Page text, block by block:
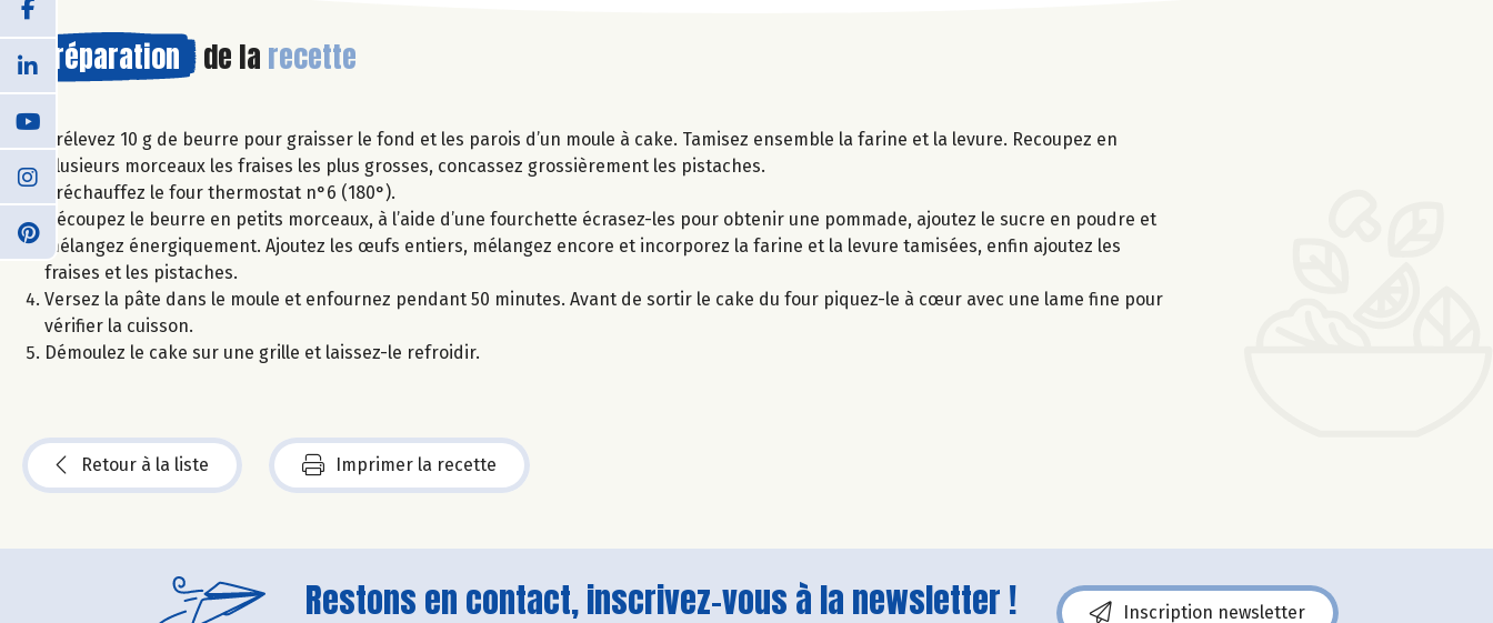
Préparation de la recette
Prélevez 10 g de beurre pour graisser le fond et les parois d’un moule à cake. Tamisez ensemble la farine et la levure. Recoupez en
plusieurs morceaux les fraises les plus grosses, concassez grossièrement les pistaches.
Préchauffez le four thermostat n°6 (180°).
Découpez le beurre en petits morceaux, à l’aide d’une fourchette écrasez-les pour obtenir une pommade, ajoutez le sucre en poudre et
mélangez énergiquement. Ajoutez les œufs entiers, mélangez encore et incorporez la farine et la levure tamisées, enfin ajoutez les
fraises et les pistaches.
Versez la pâte dans le moule et enfournez pendant 50 minutes. Avant de sortir le cake du four piquez-le à cœur avec une lame fine pour
vérifier la cuisson.
Démoulez le cake sur une grille et laissez-le refroidir.
Retour à la liste Imprimer la recette
Restons en contact, inscrivez-vous à la newsletter ! Inscription newsletter